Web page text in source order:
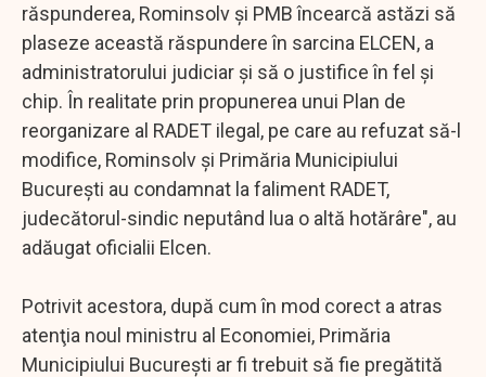
răspunderea, Rominsolv şi PMB încearcă astăzi să
plaseze această răspundere în sarcina ELCEN, a
administratorului judiciar şi să o justifice în fel şi
chip. În realitate prin propunerea unui Plan de
reorganizare al RADET ilegal, pe care au refuzat să-l
modifice, Rominsolv şi Primăria Municipiului
Bucureşti au condamnat la faliment RADET,
judecătorul-sindic neputând lua o altă hotărâre", au
adăugat oficialii Elcen.
Potrivit acestora, după cum în mod corect a atras
atenţia noul ministru al Economiei, Primăria
Municipiului Bucureşti ar fi trebuit să fie pregătită